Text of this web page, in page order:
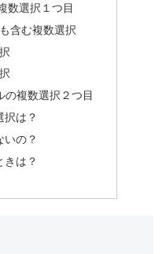
数選択１つ目
含む複数選択
の複数選択２つ目
択は？
いの？
きは？